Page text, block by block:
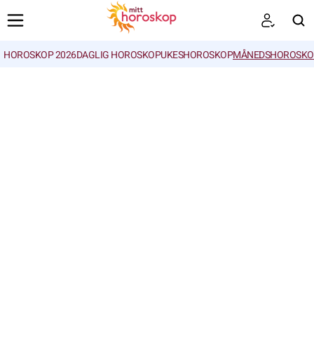
HOROSKOP 2026DAGLIG HOROSKOPUKESHOROSKOP